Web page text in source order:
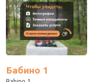
Бабино 1